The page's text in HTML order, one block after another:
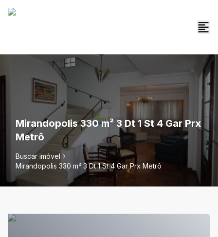
Mirandopolis 330 m² 3 Dt 1 St 4 Gar Prx
Metrô
Buscar imóvel
Mirandopolis 330 m² 3 Dt 1 St 4 Gar Prx Metrô